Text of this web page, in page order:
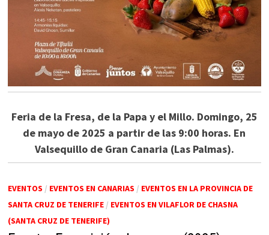
Feria de la Fresa, de la Papa y el Millo. Domingo, 25
de mayo de 2025 a partir de las 9:00 horas. En
Valsequillo de Gran Canaria (Las Palmas).
EVENTOS / EVENTOS EN CANARIAS / EVENTOS EN LA PROVINCIA DE
SANTA CRUZ DE TENERIFE/ EVENTOS EN VILAFLOR DE CHASNA
(SANTA CRUZ DE TENERIFE)